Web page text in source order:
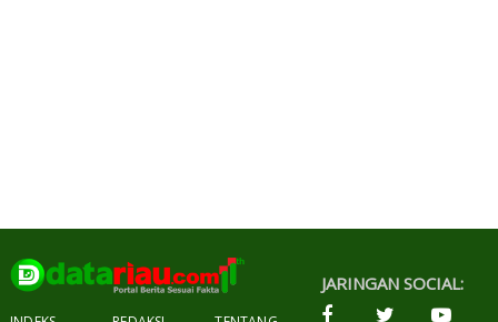
JARINGAN SOCIAL: